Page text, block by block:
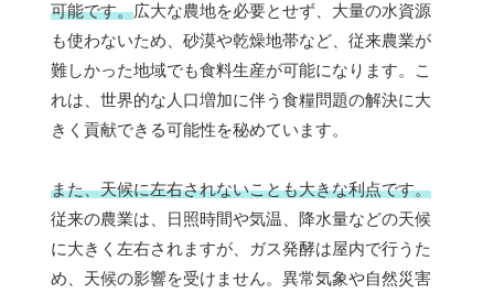
可能です。広大な農地を必要とせず、大量の水資源
も使わないため、砂漠や乾燥地帯など、従来農業が
難しかった地域でも食料生産が可能になります。こ
れは、世界的な人口増加に伴う食糧問題の解決に大
きく貢献できる可能性を秘めています。
また、天候に左右されないことも大きな利点です。
従来の農業は、日照時間や気温、降水量などの天候
に大きく左右されますが、ガス発酵は屋内で行うた
め、天候の影響を受けません。異常気象や自然災害